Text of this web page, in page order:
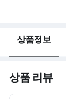
상품정보
상품 리뷰